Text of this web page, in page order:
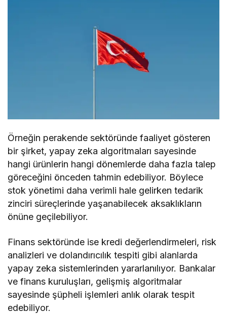
Örneğin perakende sektöründe faaliyet gösteren
bir şirket, yapay zeka algoritmaları sayesinde
hangi ürünlerin hangi dönemlerde daha fazla talep
göreceğini önceden tahmin edebiliyor. Böylece
stok yönetimi daha verimli hale gelirken tedarik
zinciri süreçlerinde yaşanabilecek aksaklıkların
önüne geçilebiliyor.
Finans sektöründe ise kredi değerlendirmeleri, risk
analizleri ve dolandırıcılık tespiti gibi alanlarda
yapay zeka sistemlerinden yararlanılıyor. Bankalar
ve finans kuruluşları, gelişmiş algoritmalar
sayesinde şüpheli işlemleri anlık olarak tespit
edebiliyor.